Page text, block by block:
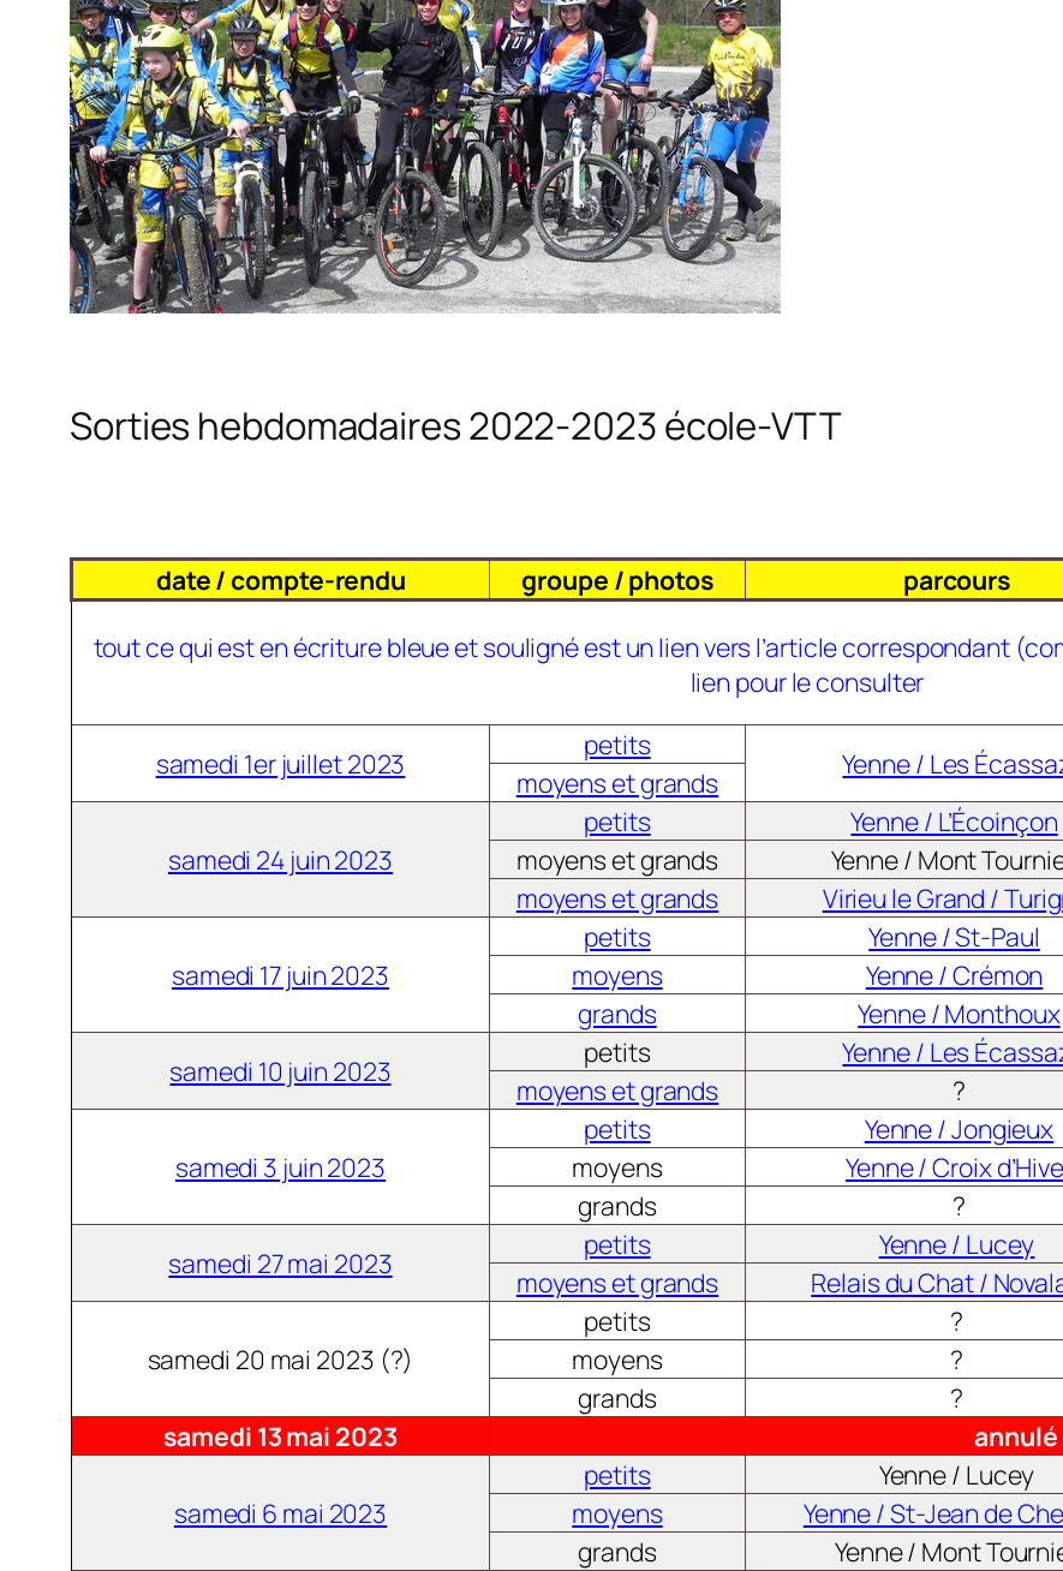
Sorties hebdomadaires 2022-2023 école-VTT
date / compte-rendu groupe / photos parcours
tout ce qui est en écriture bleue et souligné est un lien vers l’article correspondant
lien pour le consulter
samedi 1er juillet 2023
petits
Yenne / Les
moyens et grands
samedi 24 juin 2023
petits Yenne / L’Écoinçon
moyens et grands
Yenne / Mont
moyens et grands
Virieu le Grand /
samedi 17 juin 2023
petits Yenne / St-Paul
moyens
Yenne / Crémon
grands
Yenne / Monthoux
samedi 10 juin 2023
petits Yenne / Les
moyens et grands
?
samedi 3 juin 2023
petits Yenne / Jongieux
moyens
Yenne / Croix
grands
?
samedi 27 mai 2023
petits Yenne / Lucey
moyens et grands
Relais du Chat /
samedi 20 mai 2023 (?)
petits ?
moyens
?
grands
?
samedi 13 mai 2023
annulé
samedi 6 mai 2023
petits Yenne / Lucey
moyens
Yenne / St-Jean de
grands
Yenne / Mont